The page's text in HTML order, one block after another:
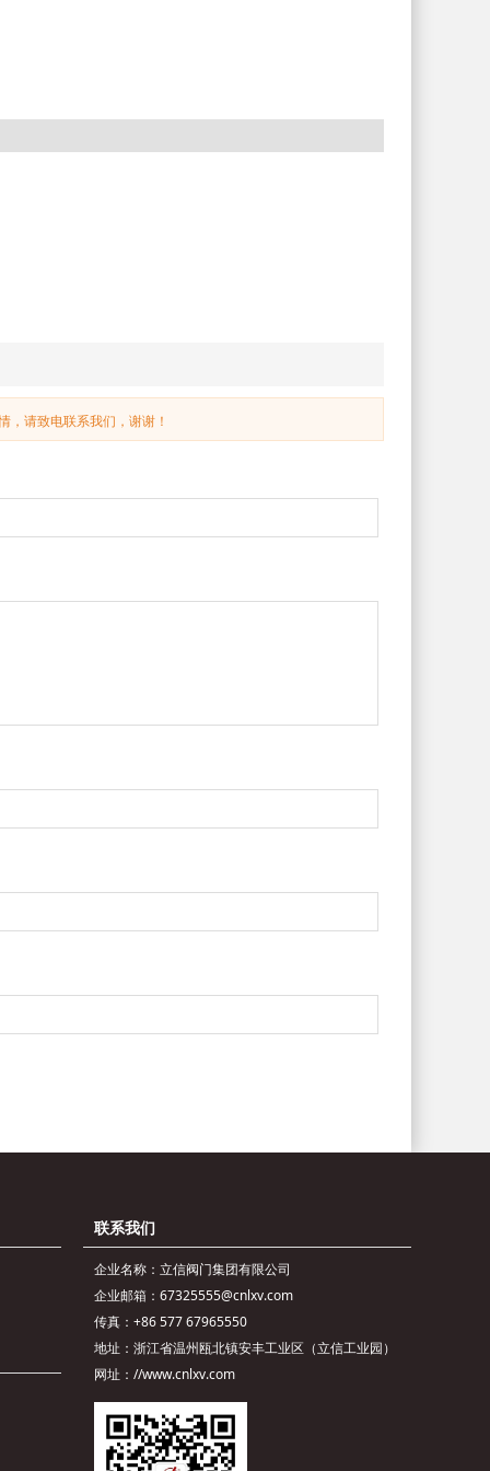
，请致电联系我们，谢谢！
企业名称：立信阀门集团有限公司
企业邮箱：67325555@cnlxv.com
传真：+86 577 67965550
地址：浙江省温州瓯北镇安丰工业区（立信工业园）
网址：//www.cnlxv.com
联系我们